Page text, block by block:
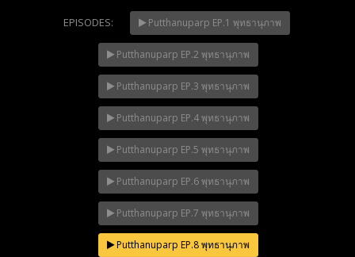
NOW PLAYING Mani Nakha Ep.14
EPISODES: Putthanuparp EP.1 พุทธานุภาพ
Putthanuparp EP.2 พุทธานุภาพ
Putthanuparp EP.3 พุทธานุภาพ
Putthanuparp EP.4 พุทธานุภาพ
Putthanuparp EP.5 พุทธานุภาพ
Putthanuparp EP.6 พุทธานุภาพ
Putthanuparp EP.7 พุทธานุภาพ
Putthanuparp EP.8 พุทธานุภาพ